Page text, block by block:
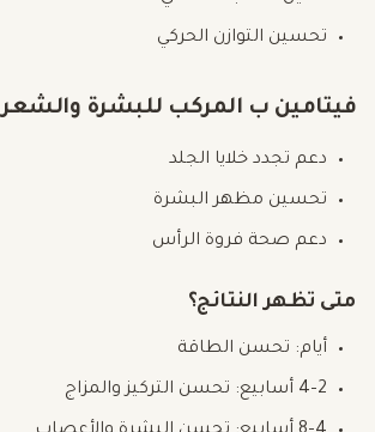
تحسين التوازن الحركي
فيتامين ب المركب للبشرة والشعر
دعم تجدد خلايا الجلد
تحسين مظهر البشرة
دعم صحة فروة الرأس
متى تظهر النتائج؟
أيام: تحسن الطاقة
2–4 أسابيع: تحسن التركيز والمزاج